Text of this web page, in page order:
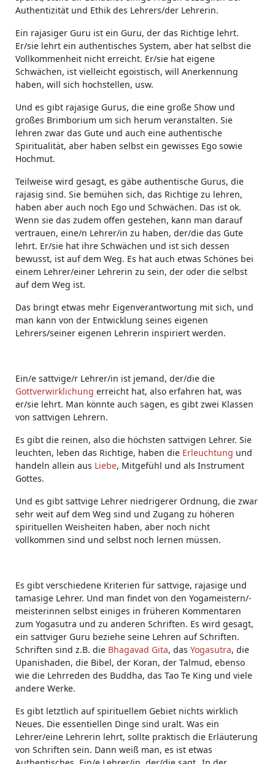
Authentizität und Ethik des Lehrers/der Lehrerin.
Ein rajasiger Guru ist ein Guru, der das Richtige lehrt.
Er/sie lehrt ein authentisches System, aber hat selbst die
Vollkommenheit nicht erreicht. Er/sie hat eigene
Schwächen, ist vielleicht egoistisch, will Anerkennung
haben, will sich hochstellen, usw.
Und es gibt rajasige Gurus, die eine große Show und
großes Brimborium um sich herum veranstalten. Sie
lehren zwar das Gute und auch eine authentische
Spiritualität, aber haben selbst ein gewisses Ego sowie
Hochmut.
Teilweise wird gesagt, es gäbe authentische Gurus, die
rajasig sind. Sie bemühen sich, das Richtige zu lehren,
haben aber auch noch Ego und Schwächen. Das ist ok.
Wenn sie das zudem offen gestehen, kann man darauf
vertrauen, eine/n Lehrer/in zu haben, der/die das Gute
lehrt. Er/sie hat ihre Schwächen und ist sich dessen
bewusst, ist auf dem Weg. Es hat auch etwas Schönes bei
einem Lehrer/einer Lehrerin zu sein, der oder die selbst
auf dem Weg ist.
Das bringt etwas mehr Eigenverantwortung mit sich, und
man kann von der Entwicklung seines eigenen
Lehrers/seiner eigenen Lehrerin inspiriert werden.
Ein/e sattvige/r Lehrer/in ist jemand, der/die die
Gottverwirklichung erreicht hat, also erfahren hat, was
er/sie lehrt. Man könnte auch sagen, es gibt zwei Klassen
von sattvigen Lehrern.
Es gibt die reinen, also die höchsten sattvigen Lehrer. Sie
leuchten, leben das Richtige, haben die Erleuchtung und
handeln allein aus Liebe, Mitgefühl und als Instrument
Gottes.
Und es gibt sattvige Lehrer niedrigerer Ordnung, die zwar
sehr weit auf dem Weg sind und Zugang zu höheren
spirituellen Weisheiten haben, aber noch nicht
vollkommen sind und selbst noch lernen müssen.
Es gibt verschiedene Kriterien für sattvige, rajasige und
tamasige Lehrer. Und man findet von den Yogameistern/-
meisterinnen selbst einiges in früheren Kommentaren
zum Yogasutra und zu anderen Schriften. Es wird gesagt,
ein sattviger Guru beziehe seine Lehren auf Schriften.
Schriften sind z.B. die Bhagavad Gita, das Yogasutra, die
Upanishaden, die Bibel, der Koran, der Talmud, ebenso
wie die Lehrreden des Buddha, das Tao Te King und viele
andere Werke.
Es gibt letztlich auf spirituellem Gebiet nichts wirklich
Neues. Die essentiellen Dinge sind uralt. Was ein
Lehrer/eine Lehrerin lehrt, sollte praktisch die Erläuterung
von Schriften sein. Dann weiß man, es ist etwas